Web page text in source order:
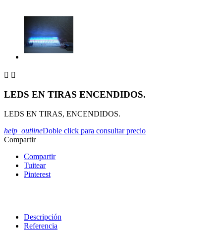
 
LEDS EN TIRAS ENCENDIDOS.
LEDS EN TIRAS, ENCENDIDOS.
help_outlineDoble click para consultar precio
Compartir
Compartir
Tuitear
Pinterest
Descripción
Referencia